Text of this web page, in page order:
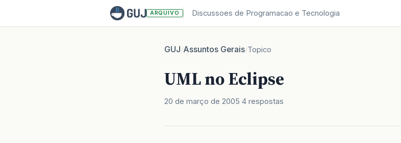
ARQUIVO Discussoes de Programacao e Tecnologia
GUJ/Assuntos Gerais/Topico
UML no Eclipse
20 de março de 2005 4 respostas